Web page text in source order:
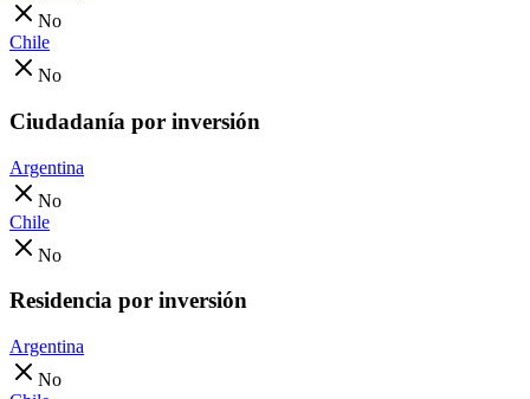
No
Chile
No
Ciudadanía por inversión
Argentina
No
Chile
No
Residencia por inversión
Argentina
No